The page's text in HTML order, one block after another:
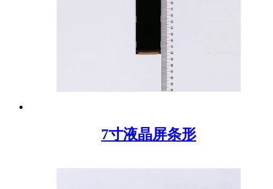
7寸液晶屏条形